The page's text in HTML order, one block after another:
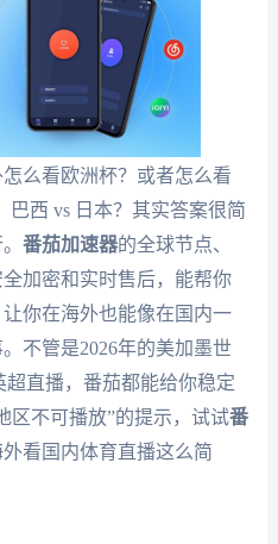
么看欧洲杯？或者怎么看
巴西 vs 日本？其实答案很简
番茄加速器的全球节点、
加密和实时售后，能帮你
你在海外也能像在国内一
不管是2026年的美加墨世
直播，番茄都能给你稳定
区不可播放”的提示，试试番
看国内体育直播这么简